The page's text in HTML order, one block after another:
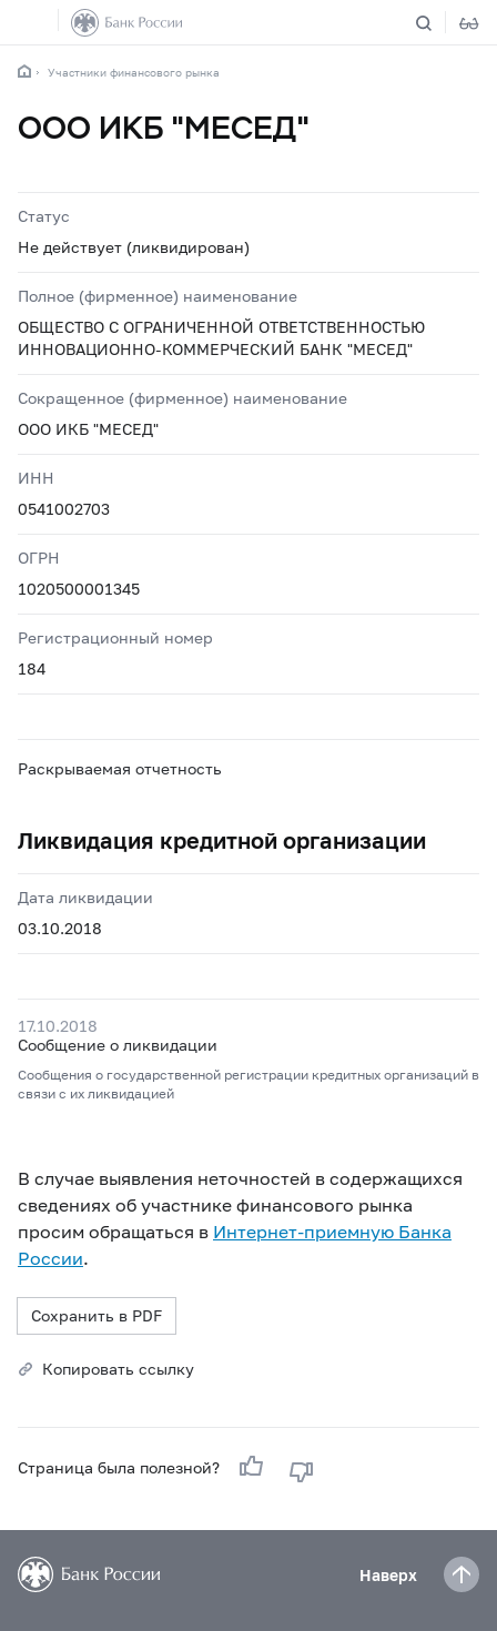
Участники финансового рынка
ООО ИКБ "МЕСЕД"
Статус
Не действует (ликвидирован)
Полное (фирменное) наименование
ОБЩЕСТВО С ОГРАНИЧЕННОЙ ОТВЕТСТВЕННОСТЬЮ
ИННОВАЦИОННО-КОММЕРЧЕСКИЙ БАНК "МЕСЕД"
Сокращенное (фирменное) наименование
ООО ИКБ "МЕСЕД"
ИНН
0541002703
ОГРН
1020500001345
Регистрационный номер
184
Раскрываемая отчетность
Ликвидация кредитной организации
Дата ликвидации
03.10.2018
17.10.2018
Сообщение о ликвидации
Сообщения о государственной регистрации кредитных организаций в
связи с их ликвидацией
В случае выявления неточностей в содержащихся
сведениях об участнике финансового рынка
просим обращаться в Интернет-приемную Банка
России.
Сохранить в PDF
Копировать ссылку
Страница была полезной?
Наверх